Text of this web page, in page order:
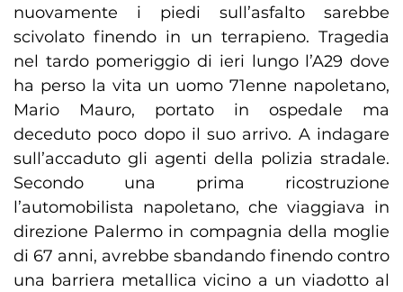
nuovamente i piedi sull’asfalto sarebbe
scivolato finendo in un terrapieno. Tragedia
nel tardo pomeriggio di ieri lungo l’A29 dove
ha perso la vita un uomo 71enne napoletano,
Mario Mauro, portato in ospedale ma
deceduto poco dopo il suo arrivo. A indagare
sull’accaduto gli agenti della polizia stradale.
Secondo una prima ricostruzione
l’automobilista napoletano, che viaggiava in
direzione Palermo in compagnia della moglie
di 67 anni, avrebbe sbandando finendo contro
una barriera metallica vicino a un viadotto al